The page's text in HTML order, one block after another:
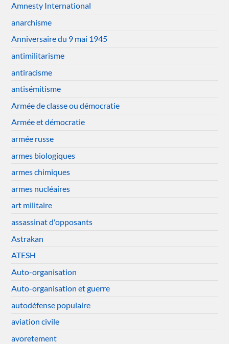
Amnesty International
anarchisme
Anniversaire du 9 mai 1945
antimilitarisme
antiracisme
antisémitisme
Armée de classe ou démocratie
Armée et démocratie
armée russe
armes biologiques
armes chimiques
armes nucléaires
art militaire
assassinat d'opposants
Astrakan
ATESH
Auto-organisation
Auto-organisation et guerre
autodéfense populaire
aviation civile
avoretement